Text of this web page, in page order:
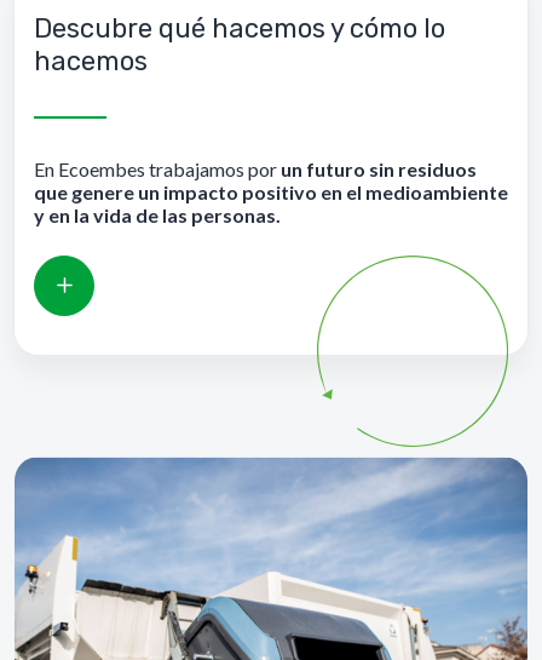
Descubre qué hacemos y cómo lo
hacemos
En Ecoembes trabajamos por un futuro sin residuos
que genere un impacto positivo en el medioambiente
y en la vida de las personas.